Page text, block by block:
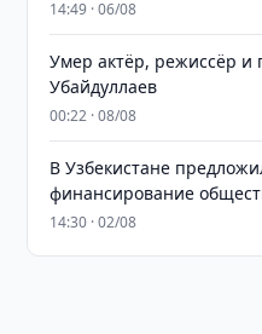
14:49 · 06/08
Умер актёр, режиссёр и
Убайдуллаев
00:22 · 08/08
В Узбекистане
финансирование
14:30 · 02/08